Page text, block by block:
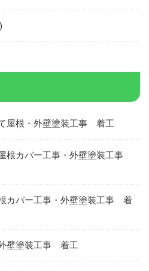
屋根・外壁塗装工事 着工
根カバー工事・外壁塗装工事
カバー工事・外壁塗装工事 着
壁塗装工事 着工